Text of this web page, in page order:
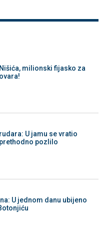
milionski fijasko za
U jamu se vratio
pozlilo
U jednom danu ubijeno